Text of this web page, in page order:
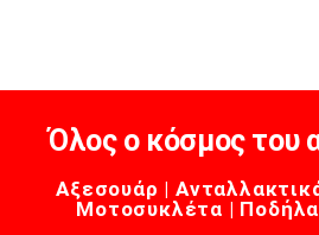
Όλος ο κόσμος του
Αξεσουάρ |
Μοτοσυκλέτα |